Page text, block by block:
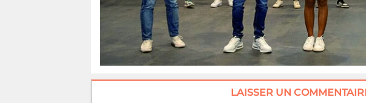
LAISSER UN COMMENTAIRE
Nom Email